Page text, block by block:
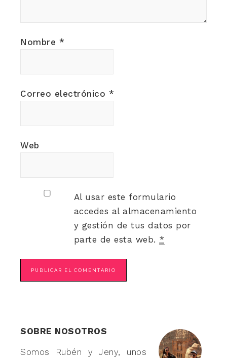
Nombre *
Correo electrónico *
Web
Al usar este formulario
accedes al almacenamiento
y gestión de tus datos por
parte de esta web. *
SOBRE NOSOTROS
Somos Rubén y Jeny, unos